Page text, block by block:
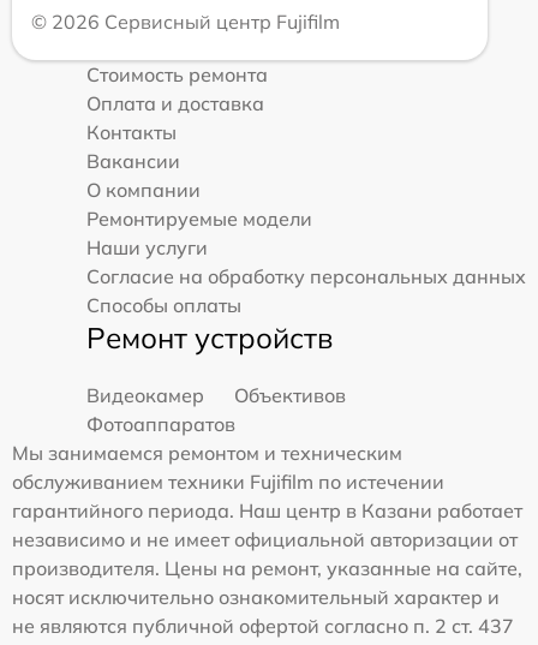
© 2026 Сервисный центр Fujifilm
Стоимость ремонта
Оплата и доставка
Контакты
Вакансии
О компании
Ремонтируемые модели
Наши услуги
Согласие на обработку персональных данных
Способы оплаты
Ремонт устройств
Видеокамер
Объективов
Фотоаппаратов
Мы занимаемся ремонтом и техническим
обслуживанием техники Fujifilm по истечении
гарантийного периода. Наш центр в Казани работает
независимо и не имеет официальной авторизации от
производителя. Цены на ремонт, указанные на сайте,
носят исключительно ознакомительный характер и
не являются публичной офертой согласно п. 2 ст. 437